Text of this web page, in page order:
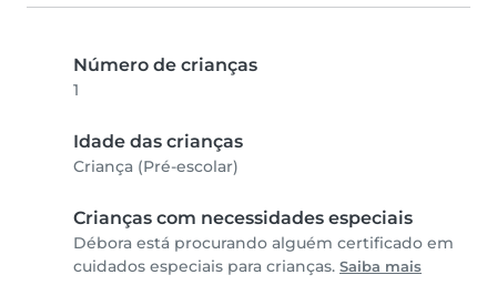
Número de crianças
1
Idade das crianças
Criança (Pré-escolar)
Crianças com necessidades especiais
Débora está procurando alguém certificado em
cuidados especiais para crianças. Saiba mais